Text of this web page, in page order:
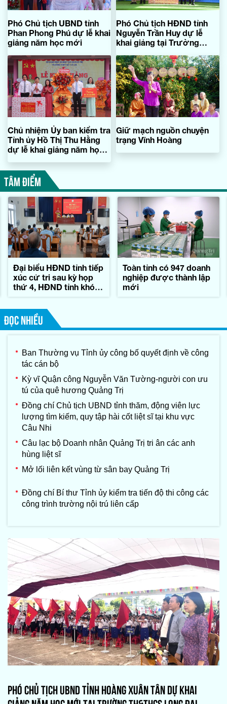
Phó Chủ tịch UBND tỉnh
Phan Phong Phú dự lễ khai
giảng năm học mới
Phó Chủ tịch HĐND tỉnh
Nguyễn Trần Huy dự lễ
khai giảng tại Trường
phường Quảng Trị
Chủ nhiệm Ủy ban kiểm tra
Tỉnh ủy Hồ Thị Thu Hằng
dự lễ khai giảng năm học
Lê Lợi
Giữ mạch nguồn chuyện
trạng Vĩnh Hoàng
TÂM ĐIỂM
Đại biểu HĐND tỉnh tiếp
xúc cử tri sau kỳ họp
thứ 4, HĐND tỉnh khóa
Toàn tỉnh có 947 doanh
nghiệp được thành lập
mới
ĐỌC NHIỀU
Ban Thường vụ Tỉnh ủy công bố quyết định về công
tác cán bộ
Kỳ vĩ Quận công Nguyễn Văn Tường-người con ưu
tú của quê hương Quảng Trị
Đồng chí Chủ tịch UBND tỉnh thăm, động viên lực
lượng tìm kiếm, quy tập hài cốt liệt sĩ tại khu vực
Câu Nhi
Câu lạc bộ Doanh nhân Quảng Trị tri ân các anh
hùng liệt sĩ
Mở lối liên kết vùng từ sân bay Quảng Trị
Đồng chí Bí thư Tỉnh ủy kiểm tra tiến độ thi công các
công trình trường nội trú liên cấp
PHÓ CHỦ TỊCH UBND TỈNH HOÀNG XUÂN TÂN DỰ KHAI